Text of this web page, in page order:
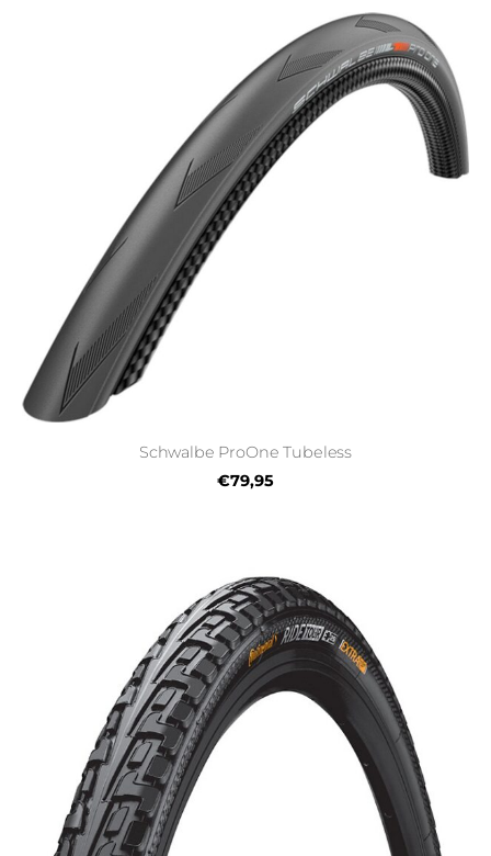
Schwalbe ProOne Tubeless
€79,95